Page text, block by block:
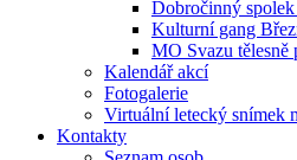
Dobročinný
Kulturní gang
MO Svazu tělesně
Kalendář akcí
Fotogalerie
Virtuální letecký snímek
Kontakty